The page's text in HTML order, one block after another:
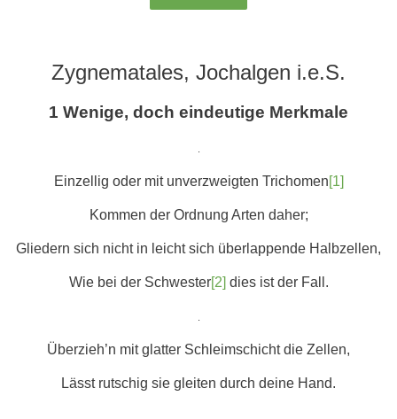
Zygnematales, Jochalgen i.e.S.
1 Wenige, doch eindeutige Merkmale
Einzellig oder mit unverzweigten Trichomen[1]
Kommen der Ordnung Arten daher;
Gliedern sich nicht in leicht sich überlappende Halbzellen,
Wie bei der Schwester[2] dies ist der Fall.
Überzieh’n mit glatter Schleimschicht die Zellen,
Lässt rutschig sie gleiten durch deine Hand.